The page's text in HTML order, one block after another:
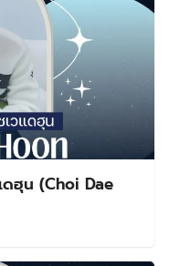
ฮุน (Choi Dae